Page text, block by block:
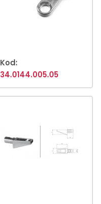
Kod:
34.0144.005.05